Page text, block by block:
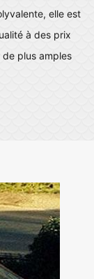
elle est
à des prix
plus amples